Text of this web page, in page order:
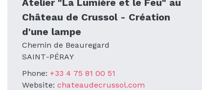
Atelier "La Lumière et le Feu" au
Château de Crussol - Création
d'une lampe
Chemin de Beauregard
SAINT-PÉRAY
Phone: +33 4 75 81 00 51
Website: chateaudecrussol.com